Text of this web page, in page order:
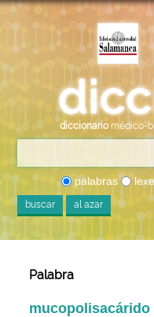
diccionario médico-
palabras
buscar al azar
Palabra
mucopolisacárido